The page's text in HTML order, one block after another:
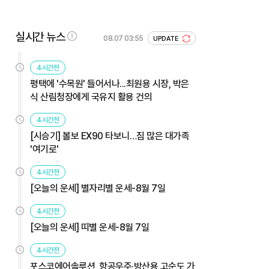
실시간 뉴스 08.07 03:55 UPDATE
4시간전
평택에 '수목원' 들어서나...최원용 시장, 박은
식 산림청장에게 국유지 활용 건의
4시간전
[시승기] 볼보 EX90 타보니…짐 많은 대가족
'여기로'
4시간전
[오늘의 운세] 별자리별 운세-8월 7일
4시간전
[오늘의 운세] 띠별 운세-8월 7일
4시간전
포스코에어솔루션, 항공우주·방산용 고순도 가